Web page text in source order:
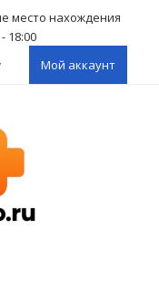
место нахождения
18:00
Мой аккаунт